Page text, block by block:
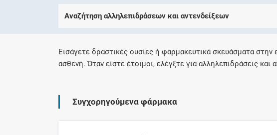
ενός
Αναζήτηση αλληλεπιδράσεων και αντενδείξεων
Εισάγετε δραστικές ουσίες ή φαρμακευτικά σκευάσματα
ασθενή. Όταν είστε έτοιμοι, ελέγξτε για αλληλεπιδράσεις και
Συγχορηγούμενα φάρμακα